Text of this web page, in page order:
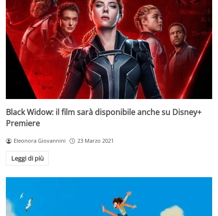
Black Widow: il film sarà disponibile anche su Disney+
Premiere
Eleonora Giovannini 23 Marzo 2021
Leggi di più